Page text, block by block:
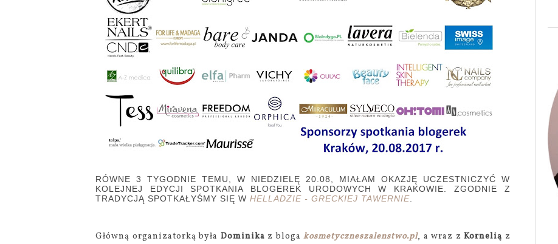
RÓWNE 3 TYGODNIE TEMU, W NIEDZIELĘ 20.08, MIAŁAM OKAZJĘ UCZESTNICZYĆ W
KOLEJNEJ EDYCJI SPOTKANIA BLOGEREK URODOWYCH W KRAKOWIE. ZGODNIE Z
TRADYCJĄ SPOTKAŁYŚMY SIĘ W HELLADZIE - GRECKIEJ TAWERNIE
Główną organizatorką była Dominika z bloga kosmetyczneszalenstwo.pl, a wraz z Kornelią z